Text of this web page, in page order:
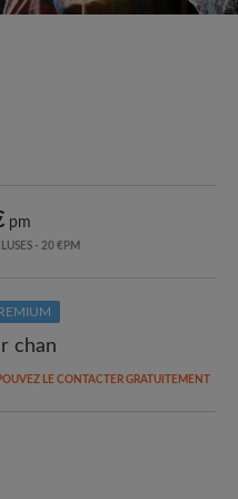
pm
- 20 €PM
chan
LE CONTACTER GRATUITEMENT